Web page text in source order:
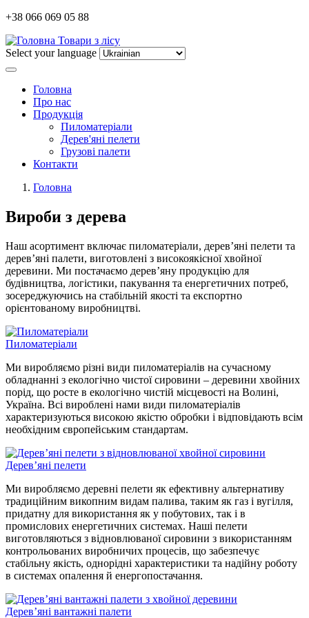
+38 066 069 05 88
Товари з лісу
Select your language
Головна
Про нас
Продукція
Пиломатеріали
Дерев'яні пелети
Грузові палети
Контакти
Головна
Вироби з дерева
Наш асортимент включає пиломатеріали, дерев’яні пелети та
дерев’яні палети, виготовлені з високоякісної хвойної
деревини. Ми постачаємо дерев’яну продукцію для
будівництва, логістики, пакування та енергетичних потреб,
зосереджуючись на стабільній якості та експортно
орієнтованому виробництві.
Пиломатеріали
Ми виробляємо різні види пиломатеріалів на сучасному
обладнанні з екологічно чистої сировини – деревини хвойних
порід, що росте в екологічно чистій місцевості на Волині,
Україна. Всі вироблені нами види пиломатеріалів
характеризуються високою якістю обробки і відповідають всім
необхідним європейським стандартам.
Дерев’яні пелети
Ми виробляємо деревні пелети як ефективну альтернативу
традиційним викопним видам палива, таким як газ і вугілля,
придатну для використання як у побутових, так і в
промислових енергетичних системах. Наші пелети
виготовляються з відновлюваної сировини з використанням
контрольованих виробничих процесів, що забезпечує
стабільну якість, однорідні характеристики та надійну роботу
в системах опалення й енергопостачання.
Дерев’яні вантажні палети